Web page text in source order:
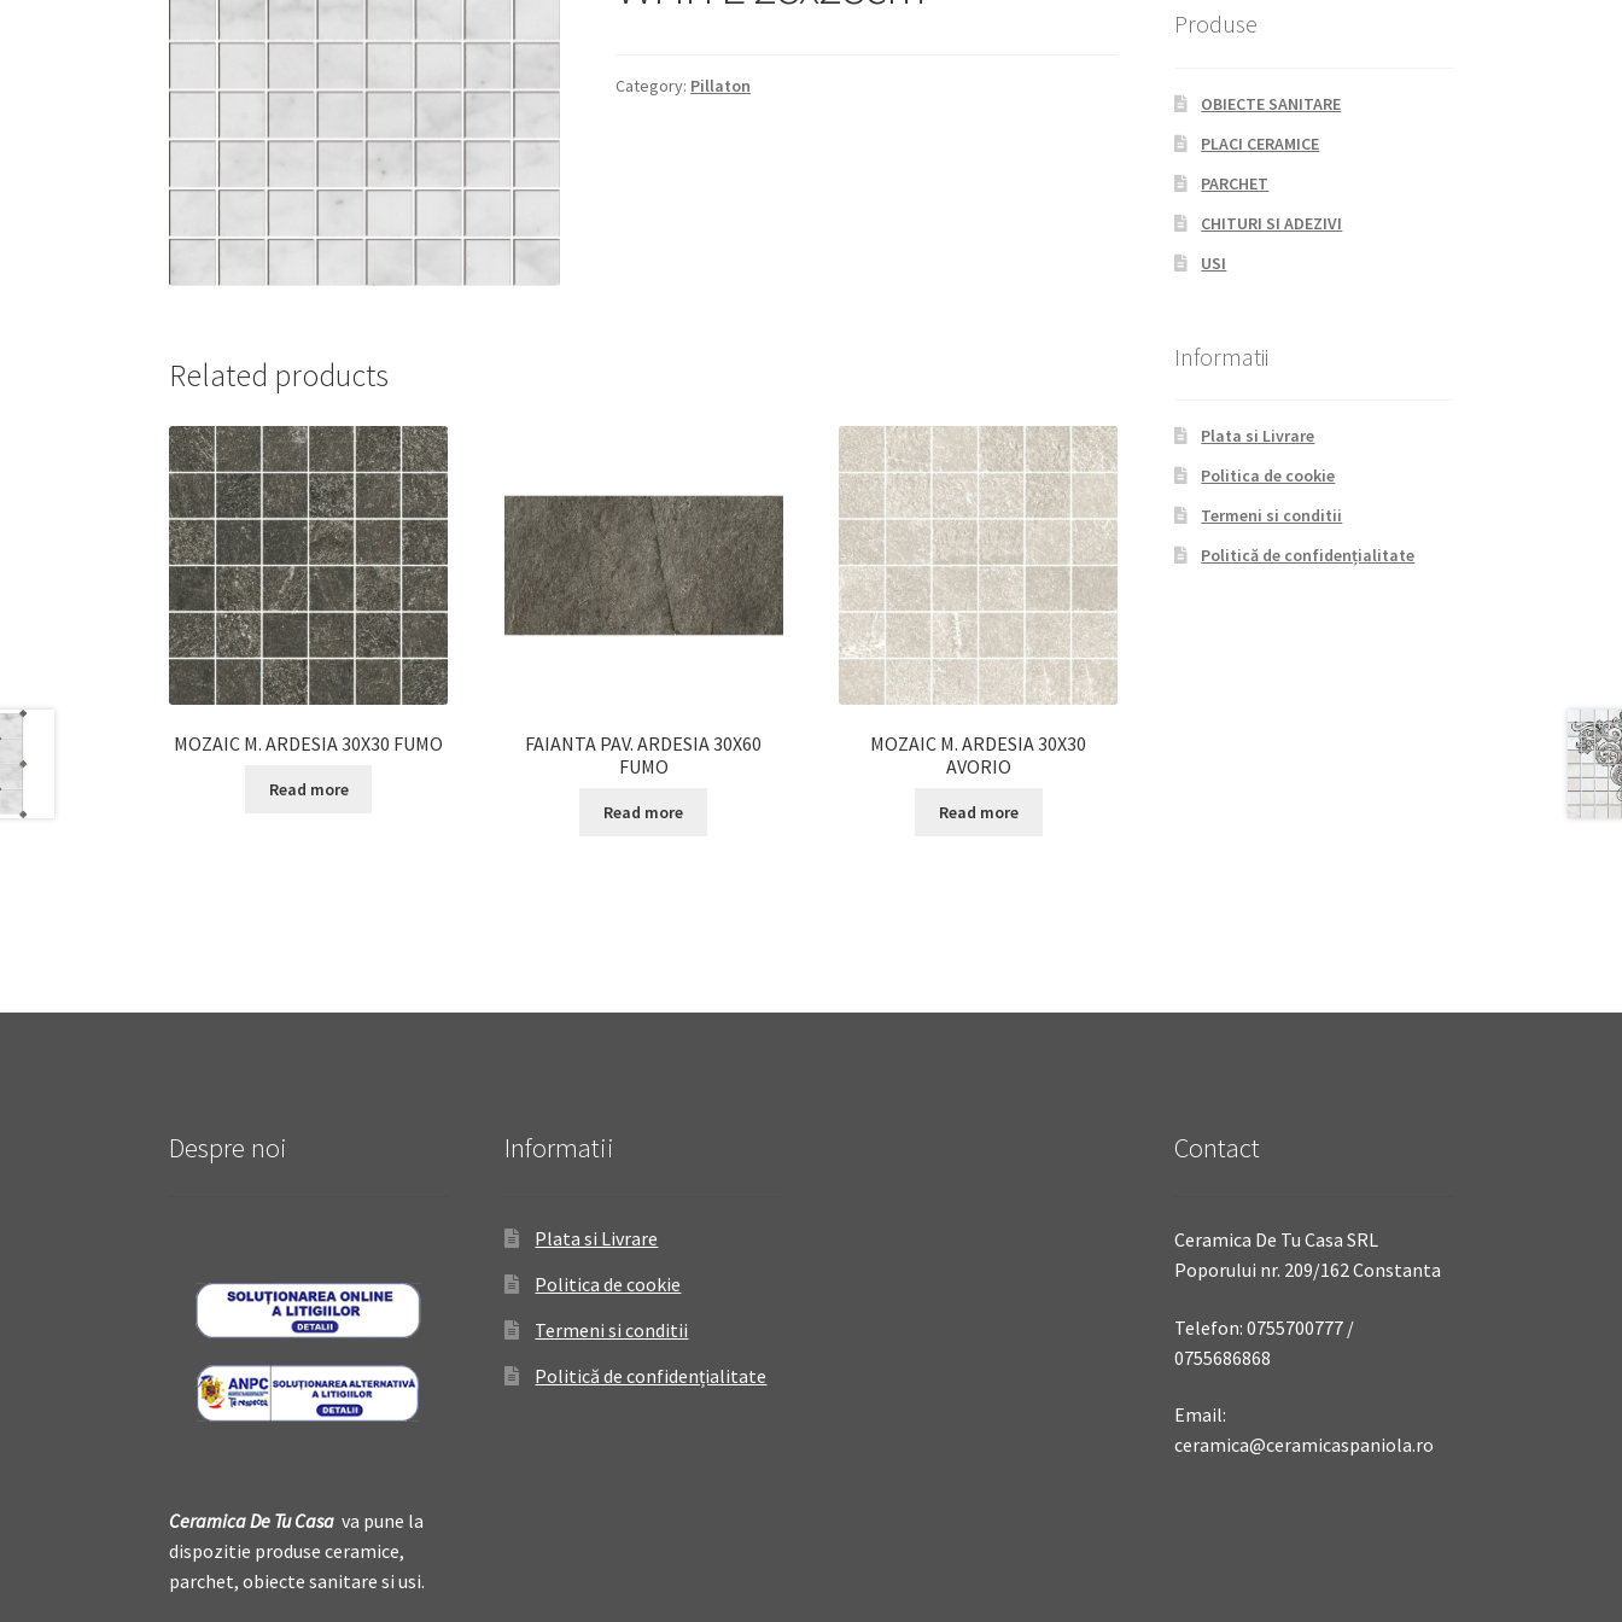
Category: Pillaton
Related products
MOZAIC M. ARDESIA 30X30 FUMO
Read more
FAIANTA PAV. ARDESIA 30X60
FUMO
Read more
MOZAIC M. ARDESIA 30X30
AVORIO
Read more
Produse
OBIECTE SANITARE
PLACI CERAMICE
PARCHET
CHITURI SI ADEZIVI
USI
Informatii
Plata si Livrare
Politica de cookie
Termeni si conditii
Politică de confidențialitate
Despre noi
Ceramica De Tu Casa va pune la
dispozitie produse ceramice,
parchet, obiecte sanitare si usi.
Informatii
Plata si Livrare
Politica de cookie
Termeni si conditii
Politică de confidențialitate
Contact
Ceramica De Tu Casa SRL
Poporului nr. 209/162 Constanta
Telefon: 0755700777 /
0755686868
Email:
ceramica@ceramicaspaniola.ro